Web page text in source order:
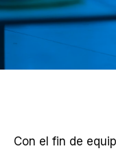
Con el fin de